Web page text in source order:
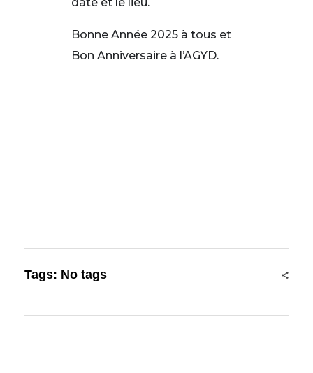
Bonne Année 2025 à tous et
Bon Anniversaire à l’AGYD.
Tags: No tags